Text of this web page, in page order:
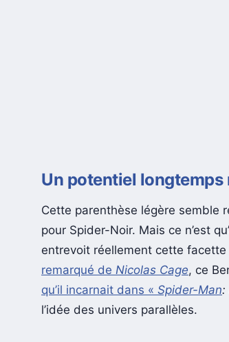
Un potentiel longtemps
Cette parenthèse légère semble
pour Spider-Noir. Mais ce n’est
entrevoit réellement cette
remarqué de
Nicolas Cage
, ce
qu’il incarnait dans «
Spider-Man